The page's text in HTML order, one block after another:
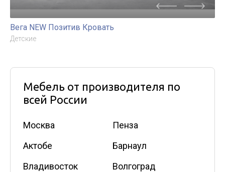
Вега NEW Позитив Кровать
Детские
Мебель от производителя по
всей России
Москва
Пенза
Актобе
Барнаул
Владивосток
Волгоград